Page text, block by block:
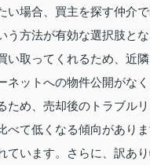
い場合、買主を探す仲介
方法が有効な選択肢とな
い取ってくれるため、近
ネットへの物件公開がな
め、売却後のトラブルリ
べて低くなる傾向があり
ています。さらに、訳あ